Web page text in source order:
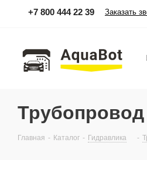
+7 800 444 22 39 Заказать
Главная - Каталог - Гидравлика -